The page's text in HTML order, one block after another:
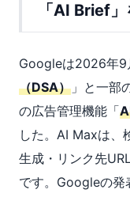
「AI Brief
Googleは2026年9
（DSA） 」と一部
の広告管理機能「
した。AI Maxは、
生成・リンク先
です。Googleの発